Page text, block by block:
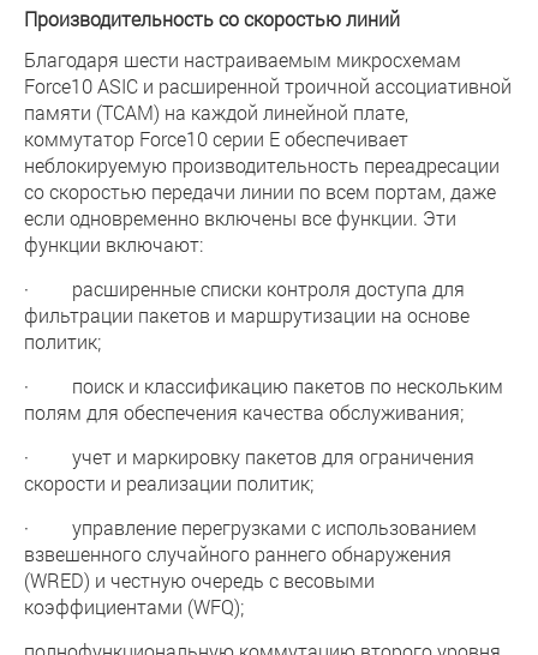
Производительность со скоростью линий
Благодаря шести настраиваемым микросхемам
Force10 ASIC и расширенной троичной ассоциативной
памяти (TCAM) на каждой линейной плате,
коммутатор Force10 серии E обеспечивает
неблокируемую производительность переадресации
со скоростью передачи линии по всем портам, даже
если одновременно включены все функции. Эти
функции включают:
· расширенные списки контроля доступа для
фильтрации пакетов и маршрутизации на основе
политик;
· поиск и классификацию пакетов по нескольким
полям для обеспечения качества обслуживания;
· учет и маркировку пакетов для ограничения
скорости и реализации политик;
· управление перегрузками с использованием
взвешенного случайного раннего обнаружения
(WRED) и честную очередь с весовыми
коэффициентами (WFQ);